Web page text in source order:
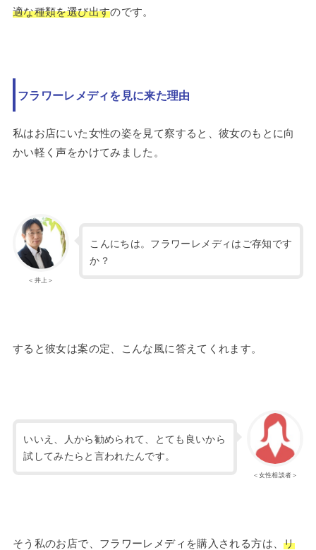
適な種類を選び出すのです。
フラワーレメディを見に来た理由
私はお店にいた女性の姿を見て察すると、彼女のもとに向
かい軽く声をかけてみました。
＜井上＞
こんにちは。フラワーレメディはご存知です
か？
すると彼女は案の定、こんな風に答えてくれます。
＜女性相談者＞
いいえ、人から勧められて、とても良いから
試してみたらと言われたんです。
そう私のお店で、フラワーレメディを購入される方は、リ